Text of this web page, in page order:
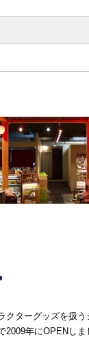
クターグッズを扱
2009年にOPENしま